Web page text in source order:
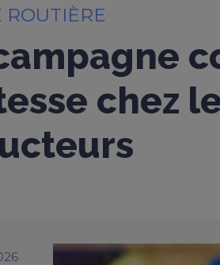
ROUTIÈRE
chez